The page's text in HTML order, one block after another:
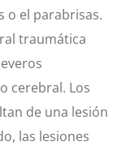
o el parabrisas.
traumática
cerebral. Los
de una lesión
las lesiones